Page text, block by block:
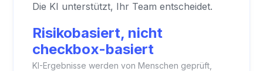
Die KI unterstützt, Ihr Team entscheidet.
Risikobasiert, nicht
checkbox-basiert
KI-Ergebnisse werden von Menschen geprüft,